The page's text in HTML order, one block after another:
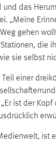
und das
„Meine
gehen
die
sie selbst
Teil einer
ist der
ist